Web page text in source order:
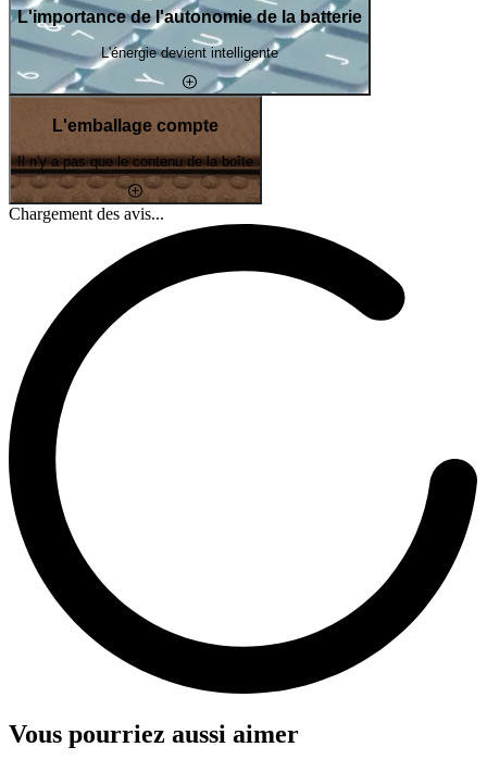
L'importance de l'autonomie de la batterie
L'énergie devient intelligente
L'emballage compte
Il n'y a pas que le contenu de la boîte
Chargement des avis...
Vous pourriez aussi aimer